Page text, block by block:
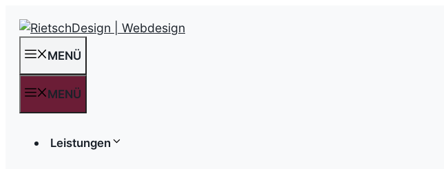
Inhalt
springen
MENÜ
MENÜ
Leistungen